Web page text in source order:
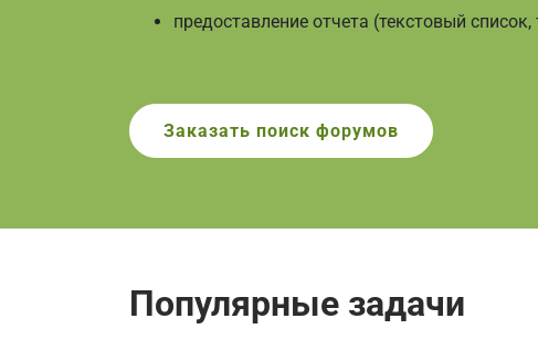
предоставление отчета (текстовый
Заказать поиск форумов
Популярные задачи